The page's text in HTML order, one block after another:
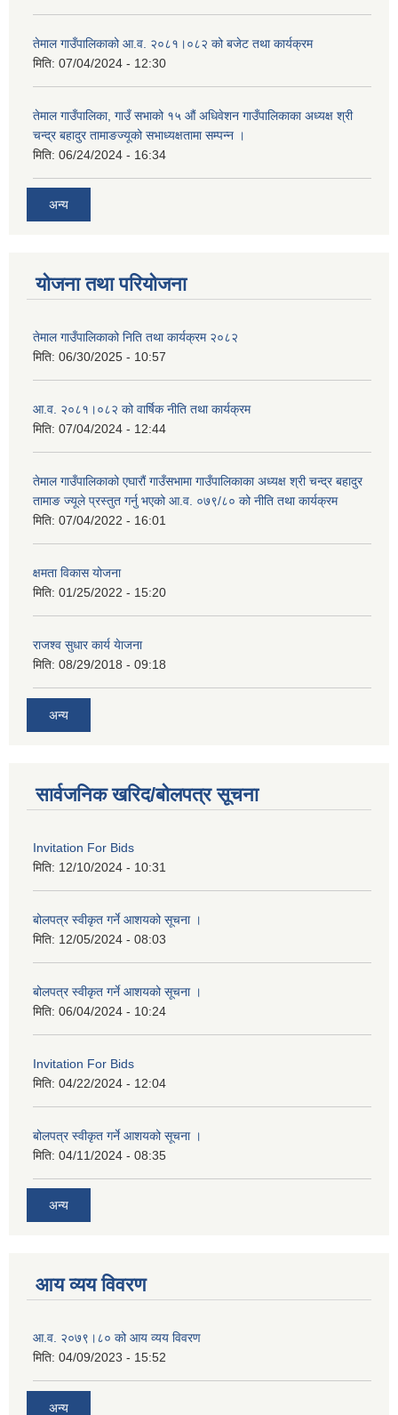
तेमाल गाउँपालिकाको आ.व. २०८१।०८२ को बजेट तथा कार्यक्रम
मिति: 07/04/2024 - 12:30
तेमाल गाउँपालिका, गाउँ सभाको १५ औं अधिवेशन गाउँपालिकाका अध्यक्ष श्री
चन्द्र बहादुर तामाङज्यूको सभाध्यक्षतामा सम्पन्न ।
मिति: 06/24/2024 - 16:34
अन्य
योजना तथा परियोजना
तेमाल गाउँपालिकाको निति तथा कार्यक्रम २०८२
मिति: 06/30/2025 - 10:57
आ.व. २०८१।०८२ को वार्षिक नीति तथा कार्यक्रम
मिति: 07/04/2024 - 12:44
तेमाल गाउँपालिकाको एघारौं गाउँसभामा गाउँपालिकाका अध्यक्ष श्री चन्द्र बहादुर
तामाङ ज्यूले प्रस्तुत गर्नु भएको आ.व. ०७९/८० को नीति तथा कार्यक्रम
मिति: 07/04/2022 - 16:01
क्षमता विकास योजना
मिति: 01/25/2022 - 15:20
राजश्व सुधार कार्य येाजना
मिति: 08/29/2018 - 09:18
अन्य
सार्वजनिक खरिद/बोलपत्र सूचना
Invitation For Bids
मिति: 12/10/2024 - 10:31
बोलपत्र स्वीकृत गर्ने आशयको सूचना ।
मिति: 12/05/2024 - 08:03
बोलपत्र स्वीकृत गर्ने आशयको सूचना ।
मिति: 06/04/2024 - 10:24
Invitation For Bids
मिति: 04/22/2024 - 12:04
बोलपत्र स्वीकृत गर्ने आशयको सूचना ।
मिति: 04/11/2024 - 08:35
अन्य
आय व्यय विवरण
आ.व. २०७९।८० को आय व्यय विवरण
मिति: 04/09/2023 - 15:52
अन्य